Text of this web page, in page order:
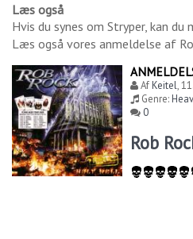
Læs også
Hvis du synes om Stryper, kan du
Læs også vores anmeldelse af
AfKeitel,
Genre:
0
Rob